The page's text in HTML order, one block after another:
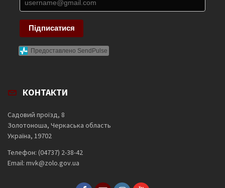
Підписатися
Предоставлено SendPulse
КОНТАКТИ
Садовий проїзд, 8
Золотоноша, Черкаська область
Україна, 19702
Телефон: (04737) 2-38-42
Email: mvk@zolo.gov.ua